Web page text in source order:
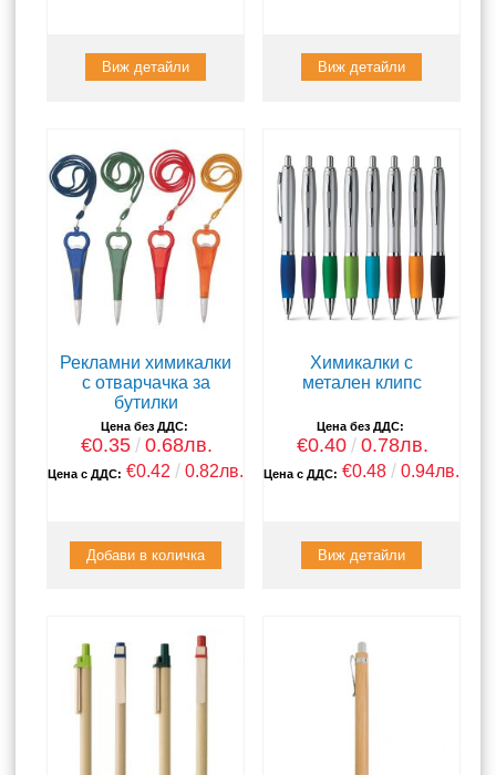
Виж детайли Виж детайли
Рекламни химикалки
с отварчачка за
бутилки
Цена без ДДС:
€0.35 0.68лв.
Цена с ДДС: €0.42 0.82лв.
Химикалки с
метален клипс
Цена без ДДС:
€0.40 0.78лв.
Цена с ДДС: €0.48 0.94лв.
Виж детайли